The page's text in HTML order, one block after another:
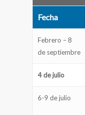
Fecha
Febrero – 8
de septiembre
4 de julio
6-9 de julio